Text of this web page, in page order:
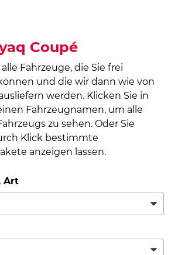
Coupé
Fahrzeuge, die Sie frei
und die wir dann wie von
werden. Klicken Sie in
Fahrzeugnamen, um alle
zu sehen. Oder Sie
Klick bestimmte
anzeigen lassen.
Art